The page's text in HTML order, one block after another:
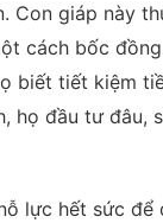
Con giáp này
cách bốc
biết tiết kiệm
họ đầu tư đâu,
lực hết sức để